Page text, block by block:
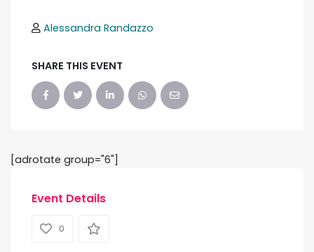
Alessandra Randazzo
SHARE THIS EVENT
[adrotate group="6"]
Event Details
0